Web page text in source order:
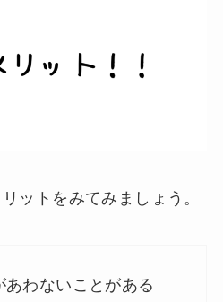
ットをみてみましょう。
わないことがある